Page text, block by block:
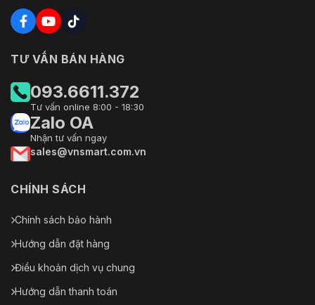
TƯ VẤN BÁN HÀNG
093.6611.372
Tư vấn online 8:00 - 18:30
Zalo OA
Nhận tư vấn ngay
sales@vnsmart.com.vn
CHÍNH SÁCH
Chính sách bảo hành
Hướng dẫn đặt hàng
Điều khoản dịch vụ chung
Hướng dẫn thanh toán